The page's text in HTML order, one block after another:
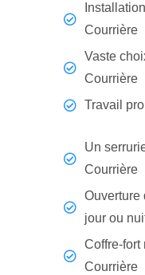
Courrière
Vaste
Courrière
Travail
Un
Courrière
Ouverture
jour ou
Coffre-fort
Courrière